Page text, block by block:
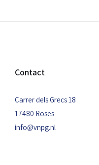
Contact
Carrer dels Grecs 18
17480 Roses
info@vnpg.nl